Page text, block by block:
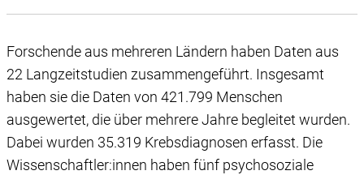
Forschende aus mehreren Ländern haben Daten aus
22 Langzeitstudien zusammengeführt. Insgesamt
haben sie die Daten von 421.799 Menschen
ausgewertet, die über mehrere Jahre begleitet wurden.
Dabei wurden 35.319 Krebsdiagnosen erfasst. Die
Wissenschaftler:innen haben fünf psychosoziale